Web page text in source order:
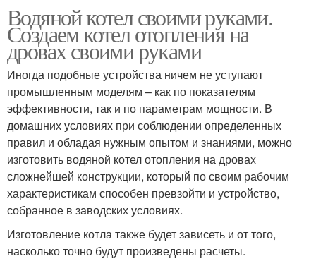
Водяной котел своими руками.
Создаем котел отопления на
дровах своими руками
Иногда подобные устройства ничем не уступают
промышленным моделям – как по показателям
эффективности, так и по параметрам мощности. В
домашних условиях при соблюдении определенных
правил и обладая нужным опытом и знаниями, можно
изготовить водяной котел отопления на дровах
сложнейшей конструкции, который по своим рабочим
характеристикам способен превзойти и устройство,
собранное в заводских условиях.
Изготовление котла также будет зависеть и от того,
насколько точно будут произведены расчеты.